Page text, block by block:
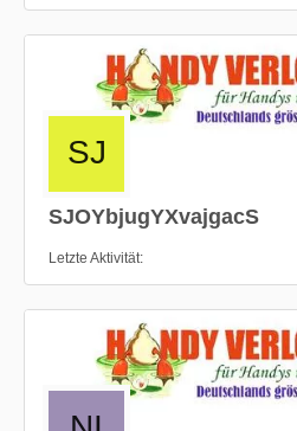
SJOYbjugYXvajgacS
Letzte Aktivität